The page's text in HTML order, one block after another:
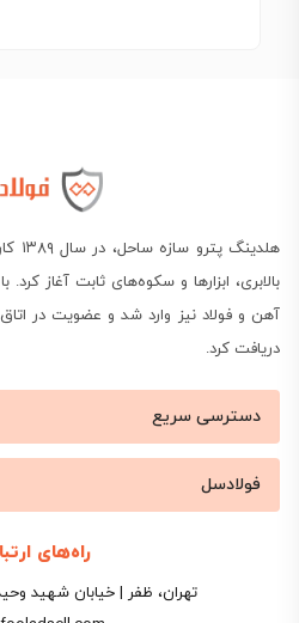
بالابری، ابزارها و سکوه‌های ثابت آغاز
آهن و فولاد نیز وارد شد و عضویت در اتاق
دریافت کرد.
دسترسی سریع
فولادسل
راه‌های
تهران، ظفر | خیابان شهید